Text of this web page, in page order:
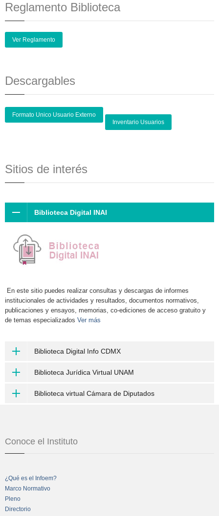
Reglamento Biblioteca
Ver Reglamento
Descargables
Formato Unico Usuario Externo
Inventario Usuarios
Sitios de interés
Biblioteca Digital INAI
En este sitio puedes realizar consultas y descargas de informes
institucionales de actividades y resultados, documentos normativos,
publicaciones y ensayos, memorias, co-ediciones de acceso gratuito y
de temas especializados Ver más
Biblioteca Digital Info CDMX
Biblioteca Jurídica Virtual UNAM
Biblioteca virtual Cámara de Diputados
Conoce el Instituto
¿Qué es el Infoem?
Marco Normativo
Pleno
Directorio